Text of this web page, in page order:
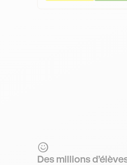
Des millions